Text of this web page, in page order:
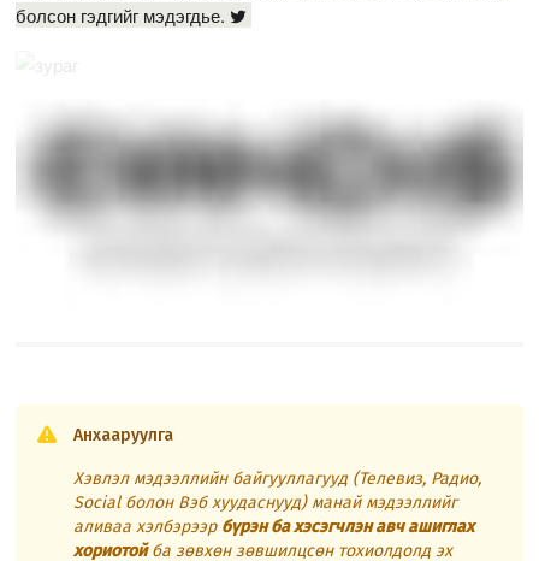
болсон гэдгийг мэдэгдье.
Анхааруулга
Хэвлэл мэдээллийн байгууллагууд (Телевиз, Радио,
Social болон Вэб хуудаснууд) манай мэдээллийг
аливаа хэлбэрээр бүрэн ба хэсэгчлэн авч ашиглах
хориотойба зөвхөн зөвшилцсөн тохиолдолд эх